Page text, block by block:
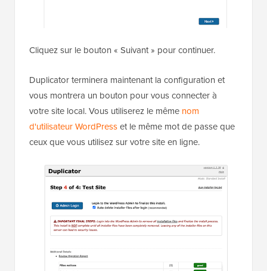
Cliquez sur le bouton « Suivant » pour continuer.
Duplicator terminera maintenant la configuration et
vous montrera un bouton pour vous connecter à
votre site local. Vous utiliserez le même nom
d'utilisateur WordPresset le même mot de passe que
ceux que vous utilisez sur votre site en ligne.